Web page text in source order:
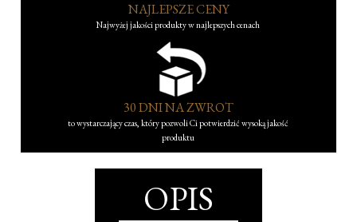
NAJLEPSZE CENY
Najwyżej jakości produkty w najlepszych cenach
30 DNI NA ZWROT
to wystarczający czas, który pozwoli Ci potwierdzić wysoką jakość
produktu
OPIS